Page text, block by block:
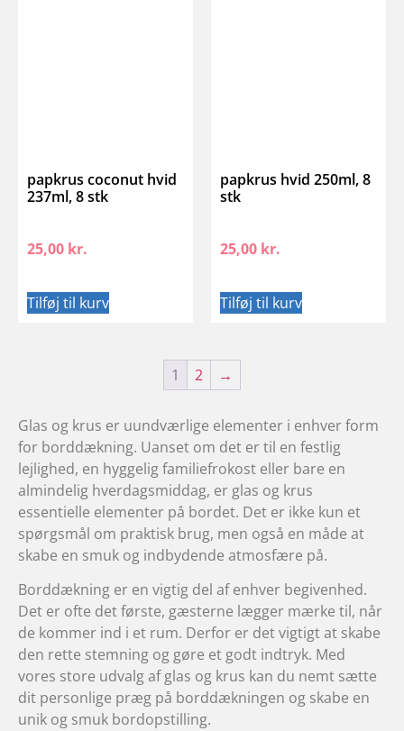
papkrus coconut hvid
237ml, 8 stk
25,00 kr.
Tilføj til kurv
papkrus hvid 250ml, 8
stk
25,00 kr.
Tilføj til kurv
1 2 →
Glas og krus er uundværlige elementer i enhver form
for borddækning. Uanset om det er til en festlig
lejlighed, en hyggelig familiefrokost eller bare en
almindelig hverdagsmiddag, er glas og krus
essentielle elementer på bordet. Det er ikke kun et
spørgsmål om praktisk brug, men også en måde at
skabe en smuk og indbydende atmosfære på.
Borddækning er en vigtig del af enhver begivenhed.
Det er ofte det første, gæsterne lægger mærke til, når
de kommer ind i et rum. Derfor er det vigtigt at skabe
den rette stemning og gøre et godt indtryk. Med
vores store udvalg af glas og krus kan du nemt sætte
dit personlige præg på borddækningen og skabe en
unik og smuk bordopstilling.